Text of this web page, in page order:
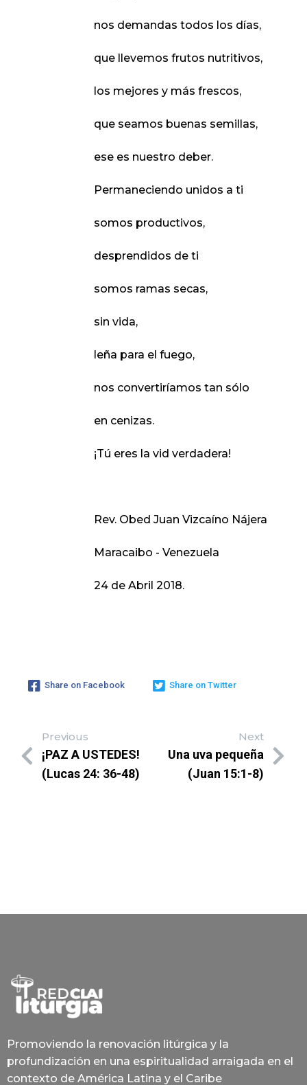
nos demandas todos los días,
que llevemos frutos nutritivos,
los mejores y más frescos,
que seamos buenas semillas,
ese es nuestro deber.
Permaneciendo unidos a ti
somos productivos,
desprendidos de ti
somos ramas secas,
sin vida,
leña para el fuego,
nos convertiríamos tan sólo
en cenizas.
¡Tú eres la vid verdadera!
Rev. Obed Juan Vizcaíno Nájera
Maracaibo - Venezuela
24 de Abril 2018.
Share on Facebook Share on Twitter
Previous
¡PAZ A USTEDES!
(Lucas 24: 36-48)
Next
Una uva pequeña
(Juan 15:1-8)
Promoviendo la renovación litúrgica y la
profundización en una espiritualidad arraigada en el
contexto de América Latina y el Caribe